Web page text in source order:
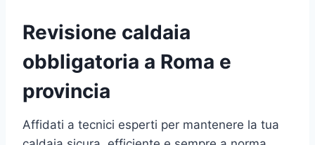
Revisione caldaia
obbligatoria a Roma e
provincia
Affidati a tecnici esperti per mantenere la tua